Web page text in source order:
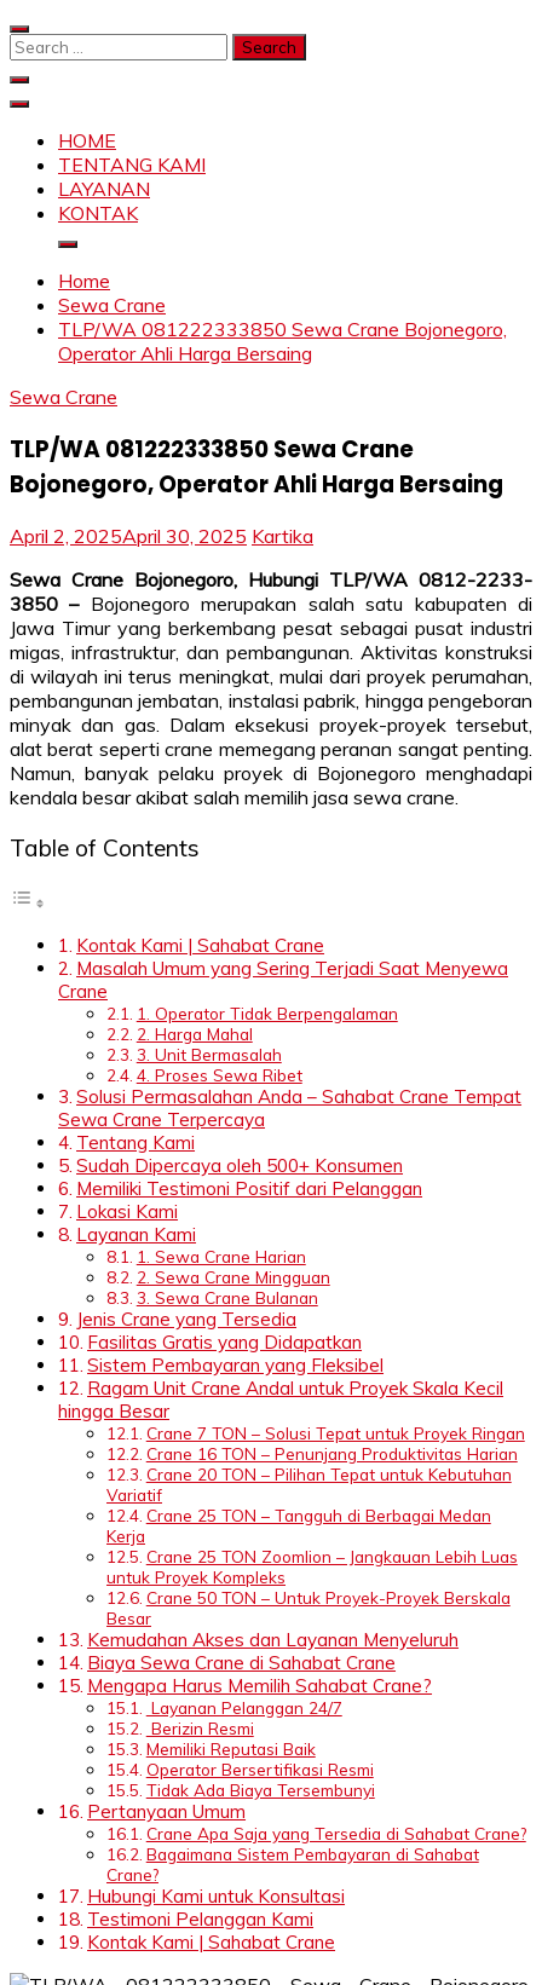
Skip
to
Search
SKYLIFTHOME
TENTANG KAMI
LAYANAN
KONTAK
Home
Sewa Crane
TLP/WA 081222333850 Sewa Crane Bojonegoro,
Operator Ahli Harga Bersaing
Sewa Crane
TLP/WA 081222333850 Sewa Crane
Bojonegoro, Operator Ahli Harga Bersaing
April 2, 2025April 30, 2025 Kartika
Sewa Crane Bojonegoro, Hubungi TLP/WA 0812-2233-
3850 – Bojonegoro merupakan salah satu kabupaten di
Jawa Timur yang berkembang pesat sebagai pusat industri
migas, infrastruktur, dan pembangunan. Aktivitas konstruksi
di wilayah ini terus meningkat, mulai dari proyek perumahan,
pembangunan jembatan, instalasi pabrik, hingga pengeboran
minyak dan gas. Dalam eksekusi proyek-proyek tersebut,
alat berat seperti crane memegang peranan sangat penting.
Namun, banyak pelaku proyek di Bojonegoro menghadapi
kendala besar akibat salah memilih jasa sewa crane.
Table of Contents
Kontak Kami | Sahabat Crane
Masalah Umum yang Sering Terjadi Saat Menyewa
Crane
1. Operator Tidak Berpengalaman
2. Harga Mahal
3. Unit Bermasalah
4. Proses Sewa Ribet
Solusi Permasalahan Anda – Sahabat Crane Tempat
Sewa Crane Terpercaya
Tentang Kami
Sudah Dipercaya oleh 500+ Konsumen
Memiliki Testimoni Positif dari Pelanggan
Lokasi Kami
Layanan Kami
1. Sewa Crane Harian
2. Sewa Crane Mingguan
3. Sewa Crane Bulanan
Jenis Crane yang Tersedia
Fasilitas Gratis yang Didapatkan
Sistem Pembayaran yang Fleksibel
Ragam Unit Crane Andal untuk Proyek Skala Kecil
hingga Besar
Crane 7 TON – Solusi Tepat untuk Proyek Ringan
Crane 16 TON – Penunjang Produktivitas Harian
Crane 20 TON – Pilihan Tepat untuk Kebutuhan
Variatif
Crane 25 TON – Tangguh di Berbagai Medan
Kerja
Crane 25 TON Zoomlion – Jangkauan Lebih Luas
untuk Proyek Kompleks
Crane 50 TON – Untuk Proyek-Proyek Berskala
Besar
Kemudahan Akses dan Layanan Menyeluruh
Biaya Sewa Crane di Sahabat Crane
Mengapa Harus Memilih Sahabat Crane?
Layanan Pelanggan 24/7
Berizin Resmi
Memiliki Reputasi Baik
Operator Bersertifikasi Resmi
Tidak Ada Biaya Tersembunyi
Pertanyaan Umum
Crane Apa Saja yang Tersedia di Sahabat Crane?
Bagaimana Sistem Pembayaran di Sahabat
Crane?
Hubungi Kami untuk Konsultasi
Testimoni Pelanggan Kami
Kontak Kami | Sahabat Crane